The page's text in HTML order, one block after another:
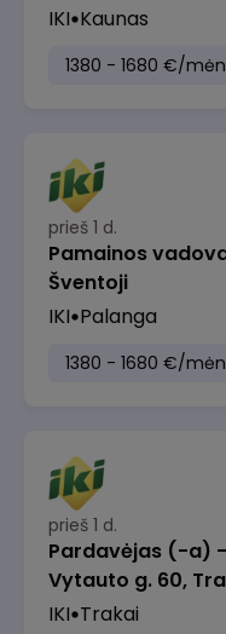
IKI Kaunas
1380 - 1680 €/
prieš 1 d.
Pamainos
Šventoji
IKI Palanga
1380 - 1680 €/
prieš 1 d.
Pardavėjas (-a)
Vytauto g. 60,
IKI Trakai